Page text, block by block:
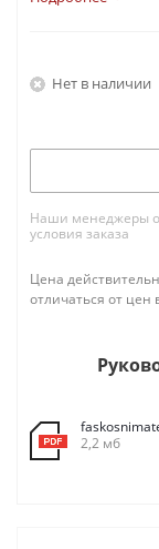
Нет в наличии
Наши менеджеры
условия заказа
Цена
отличаться от цен
2,2 мб